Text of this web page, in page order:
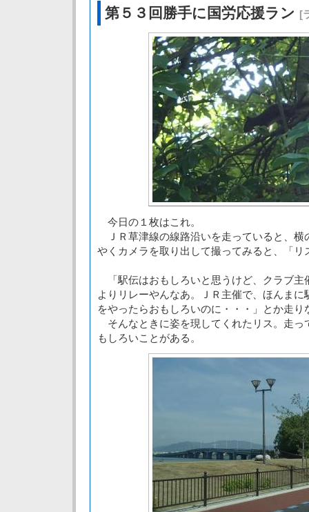
第５３回勝手に国労応援ラン [
今日の１枚はこれ。
ＪＲ草津線の線路沿いを走っていると、横
やくカメラを取り出して撮ってみると、「リ
「駅伝はおもしろいと思うけど、クラブ主
よりリレーやんなあ。ＪＲ主催で、ほんま
をやったらおもしろいのに・・・」とか走り
そんなときに姿を現してくれたリス。走っ
もしろいことがある。